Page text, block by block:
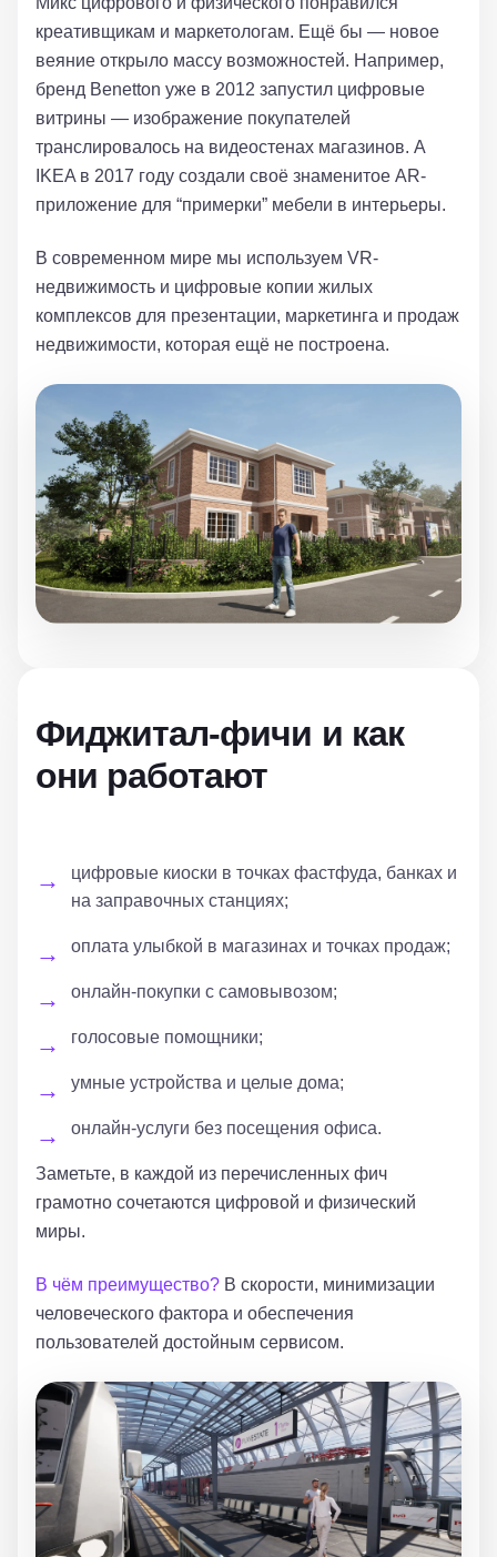
креативщикам и маркетологам. Ещё бы — новое
веяние открыло массу возможностей. Например,
бренд Benetton уже в 2012 запустил цифровые
витрины — изображение покупателей
транслировалось на видеостенах магазинов. А
IKEA в 2017 году создали своё знаменитое AR-
приложение для “примерки” мебели в интерьеры.
В современном мире мы используем VR-
недвижимость и цифровые копии жилых
комплексов для презентации, маркетинга и продаж
недвижимости, которая ещё не построена.
Фиджитал-фичи и как
они работают
цифровые киоски в точках фастфуда, банках и
на заправочных станциях;
оплата улыбкой в магазинах и точках продаж;
онлайн-покупки с самовывозом;
голосовые помощники;
умные устройства и целые дома;
онлайн-услуги без посещения офиса.
Заметьте, в каждой из перечисленных фич
грамотно сочетаются цифровой и физический
миры.
В чём преимущество? В скорости, минимизации
человеческого фактора и обеспечения
пользователей достойным сервисом.